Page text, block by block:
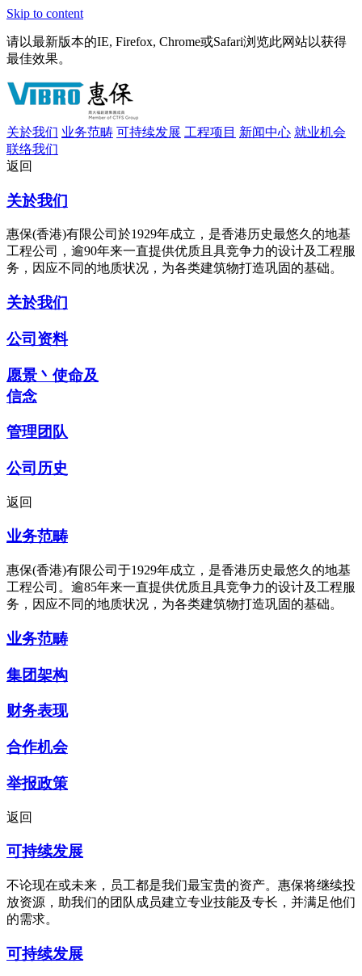
Skip to content
请以最新版本的IE, Firefox, Chrome或Safari浏览此网站以获得
最佳效果。
关於我们 业务范畴 可持续发展 工程项目 新闻中心 就业机会
联络我们
返回
关於我们
惠保(香港)有限公司於1929年成立，是香港历史最悠久的地基
工程公司，逾90年来一直提供优质且具竞争力的设计及工程服
务，因应不同的地质状况，为各类建筑物打造巩固的基础。
关於我们
公司资料
愿景丶使命及
信念
管理团队
公司历史
返回
业务范畴
惠保(香港)有限公司于1929年成立，是香港历史最悠久的地基
工程公司。逾85年来一直提供优质且具竞争力的设计及工程服
务，因应不同的地质状况，为各类建筑物打造巩固的基础。
业务范畴
集团架构
财务表现
合作机会
举报政策
返回
可持续发展
不论现在或未来，员工都是我们最宝贵的资产。惠保将继续投
放资源，助我们的团队成员建立专业技能及专长，并满足他们
的需求。
可持续发展